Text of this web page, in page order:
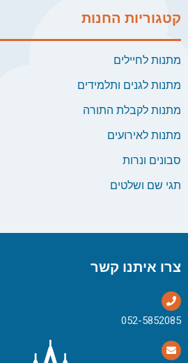
קטגוריות החנות
מתנות לחיילים
מתנות לגנים ותלמידים
מתנות לקבלת התורה
מתנות לאירועים
סבונים ונרות
תגי שם ושלטים
צרו איתנו קשר